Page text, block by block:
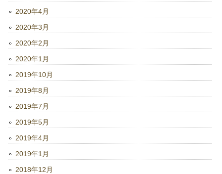
2020年4月
2020年3月
2020年2月
2020年1月
2019年10月
2019年8月
2019年7月
2019年5月
2019年4月
2019年1月
2018年12月